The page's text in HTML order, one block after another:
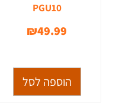
PGU10
₪49.99
הוספה לסל